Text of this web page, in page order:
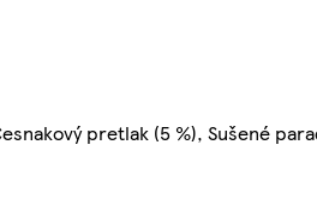
pretlak (5 %), Sušené